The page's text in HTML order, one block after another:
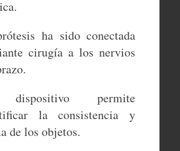
ha sido conectada
cirugía a los nervios
permite
la consistencia y
de los objetos.